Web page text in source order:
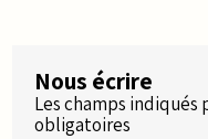
Nous écrire
Les champs indiqués
obligatoires